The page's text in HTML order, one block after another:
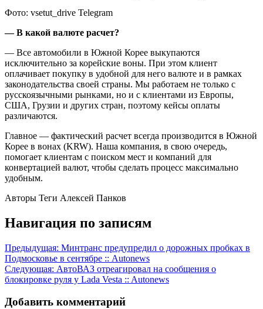
Фото: vsetut_drive Telegram
— ⁠В какой валюте расчет?
— Все автомобили в Южной Корее выкупаются
исключительно за корейские воны. При этом клиент
оплачивает покупку в удобной для него валюте и в рамках
законодательства своей страны. Мы работаем не только с
русскоязычными рынками, но и с клиентами из Европы,
США, Грузии и других стран, поэтому кейсы оплаты
различаются.
Главное — фактический расчет всегда производится в Южной
Корее в вонах (KRW). Наша компания, в свою очередь,
помогает клиентам с поиском мест и компаний для
конвертацией валют, чтобы сделать процесс максимально
удобным.
Авторы Теги Алексей Панков
Навигация по записям
Предыдущая: Минтранс предупредил о дорожных пробках в
Подмосковье в сентябре :: Autonews
Следующая: АвтоВАЗ отреагировал на сообщения о
блокировке руля у Lada Vesta :: Autonews
Добавить комментарий